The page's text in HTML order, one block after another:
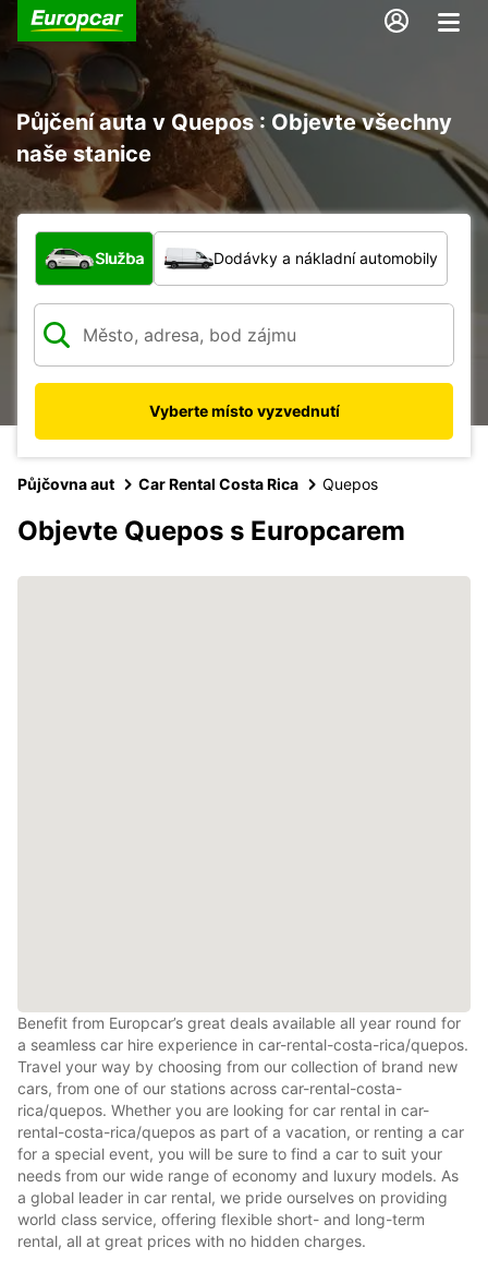
Půjčení auta v Quepos : Objevte všechny
naše stanice
Jaký typ vozidla?
Služba Dodávky a nákladní automobily
Vyberte místo vyzvednutí
Půjčovna aut Car Rental Costa Rica Quepos
Objevte Quepos s Europcarem
Benefit from Europcar’s great deals available all year round for
a seamless car hire experience in car-rental-costa-rica/quepos.
Travel your way by choosing from our collection of brand new
cars, from one of our stations across car-rental-costa-
rica/quepos. Whether you are looking for car rental in car-
rental-costa-rica/quepos as part of a vacation, or renting a car
for a special event, you will be sure to find a car to suit your
needs from our wide range of economy and luxury models. As
a global leader in car rental, we pride ourselves on providing
world class service, offering flexible short- and long-term
rental, all at great prices with no hidden charges.